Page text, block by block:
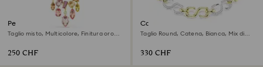
Pendente Gema
Taglio misto, Multicolore, Finitura oro
250 CHF
Collana Dextera
Taglio Round, Catena, Bianca, Mix di
330 CHF